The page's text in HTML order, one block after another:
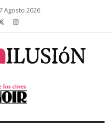
Agosto 2026